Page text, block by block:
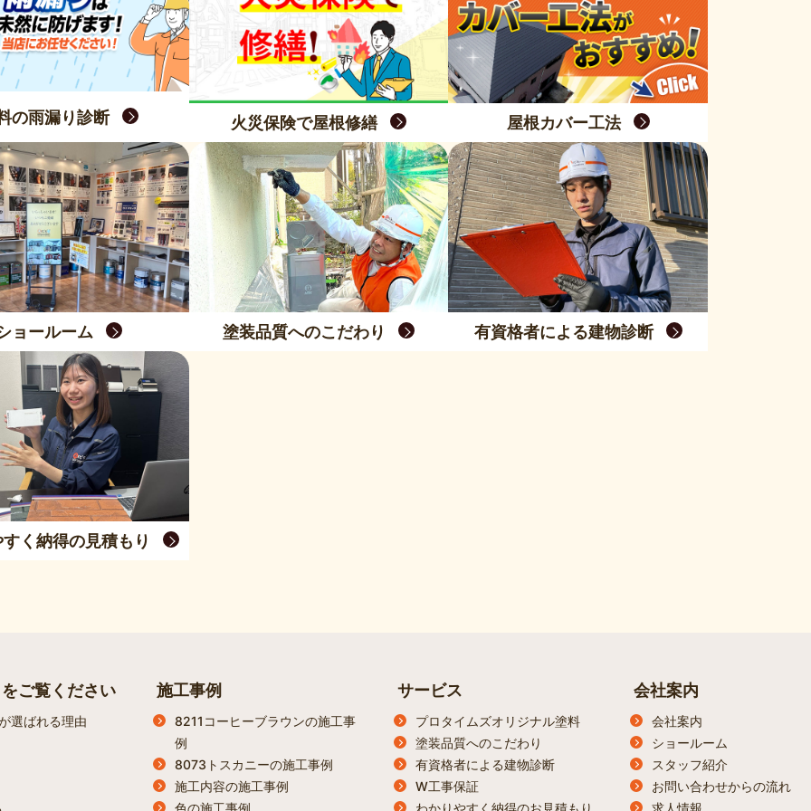
の雨漏り診断 火災保険で屋根修繕 屋根カバー工法
ョールーム 塗装品質へのこだわり 有資格者による建物診断
く納得の見積もり
ご覧ください
選ばれる理由
施工事例
8211コーヒーブラウンの施工事
例
8073トスカニーの施工事例
施工内容の施工事例
サービス
プロタイムズオリジナル塗料
塗装品質へのこだわり
有資格者による建物診断
W工事保証
会社案内
会社案内
ショールーム
スタッフ紹介
お問い合わせからの流れ